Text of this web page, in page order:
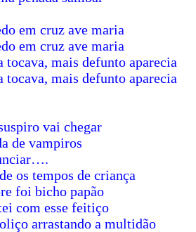
em cruz ave maria
em cruz ave maria
tocava, mais defunto aparecia
tocava, mais defunto aparecia
vai chegar
de vampiros
os tempos de criança
foi bicho papão
com esse feitiço
arrastando a multidão